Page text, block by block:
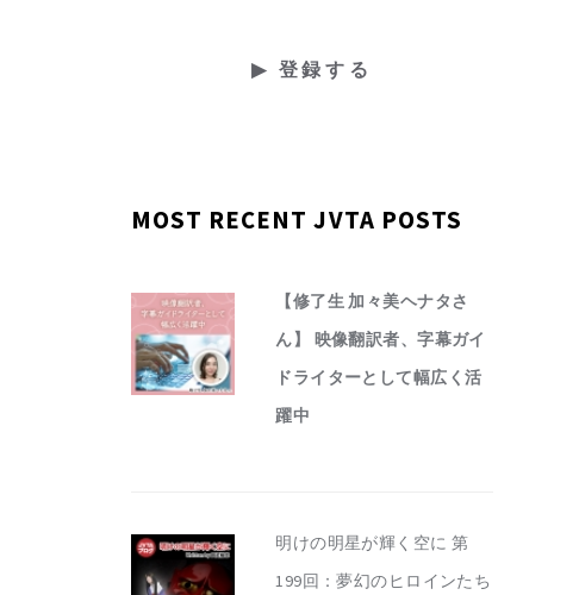
MOST RECENT JVTA POSTS
【修了生 加々美ヘナタさ
ん】 映像翻訳者、字幕ガイ
ドライターとして幅広く活
躍中
明けの明星が輝く空に 第
199回：夢幻のヒロインたち